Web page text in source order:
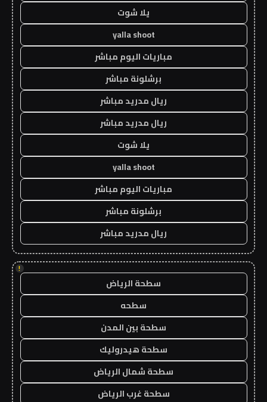
يلا شوت
yalla shoot
مباريات اليوم مباشر
برشلونة مباشر
ريال مدريد مباشر
ريال مدريد مباشر
يلا شوت
yalla shoot
مباريات اليوم مباشر
برشلونة مباشر
ريال مدريد مباشر
!
سطحة الرياض
سطحه
سطحة بين المدن
سطحة هيدروليك
سطحة شمال الرياض
سطحة غرب الرياض